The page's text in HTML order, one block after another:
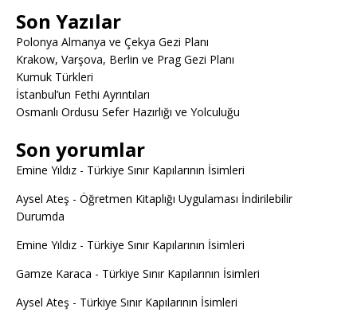
Son Yazılar
Polonya Almanya ve Çekya Gezi Planı
Krakow, Varşova, Berlin ve Prag Gezi Planı
Kumuk Türkleri
İstanbul’un Fethi Ayrıntıları
Osmanlı Ordusu Sefer Hazırlığı ve Yolculuğu
Son yorumlar
Emine Yıldız - Türkiye Sınır Kapılarının İsimleri
Aysel Ateş - Öğretmen Kitaplığı Uygulaması İndirilebilir
Durumda
Emine Yıldız - Türkiye Sınır Kapılarının İsimleri
Gamze Karaca - Türkiye Sınır Kapılarının İsimleri
Aysel Ateş - Türkiye Sınır Kapılarının İsimleri